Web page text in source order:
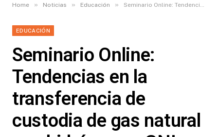
Home » Noticias » Educación » Seminario Online: Tendencias en la transferencia de custodia de gas natural con hidrógeno y GNL
EDUCACIÓN
Seminario Online:
Tendencias en la
transferencia de
custodia de gas natural